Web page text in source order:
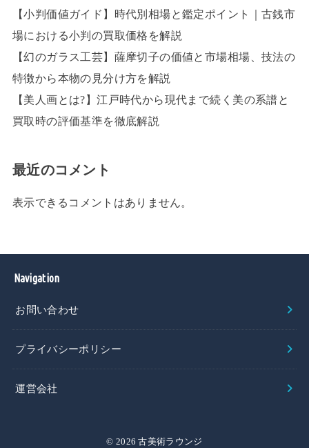
【小判価値ガイド】時代別相場と鑑定ポイント｜古銭市
場における小判の買取価格を解説
【幻のガラス工芸】薩摩切子の価値と市場相場、技法の
特徴から本物の見分け方を解説
【美人画とは?】江戸時代から現代まで続く美の系譜と
買取時の評価基準を徹底解説
最近のコメント
表示できるコメントはありません。
Navigation
お問い合わせ
プライバシーポリシー
運営会社
© 2026 古美術ラウンジ